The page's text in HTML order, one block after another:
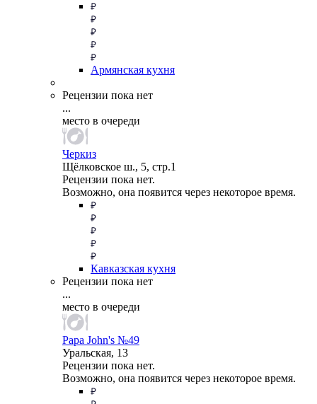
Армянская кухня
Рецензии пока нет
...
место в очереди
Черкиз
Щёлковское ш., 5, стр.1
Рецензии пока нет.
Возможно, она появится через некоторое время.
Кавказская кухня
Рецензии пока нет
...
место в очереди
Papa John's №49
Уральская, 13
Рецензии пока нет.
Возможно, она появится через некоторое время.